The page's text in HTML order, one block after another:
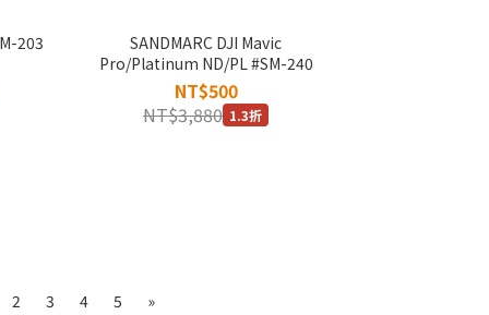
203
SANDMARC DJI Mavic
Pro/Platinum ND/PL #SM-240
NT$500
NT$3,880 1.3折
2 3 4 5 »